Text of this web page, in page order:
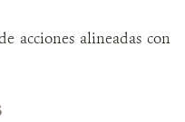
acciones alineadas con